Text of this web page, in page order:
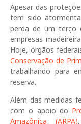
Apesar das
tem sido
perda de um terço
empresas
Hoje, órgãos
Conservação de
trabalhando para
reserva.
Além das medidas
com o apoio do
Amazônica (ARPA)